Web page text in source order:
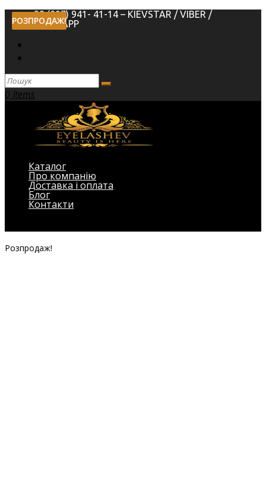
+38 (097) 941- 41-14 – KIEVSTAR / VIBER /
WHATSAPP
0 Items
Каталог
Про компанію
Доставка і оплата
Блог
Контакти
Розпродаж!
РОЗПРОДАЖ!
РОЗПРОДАЖ!